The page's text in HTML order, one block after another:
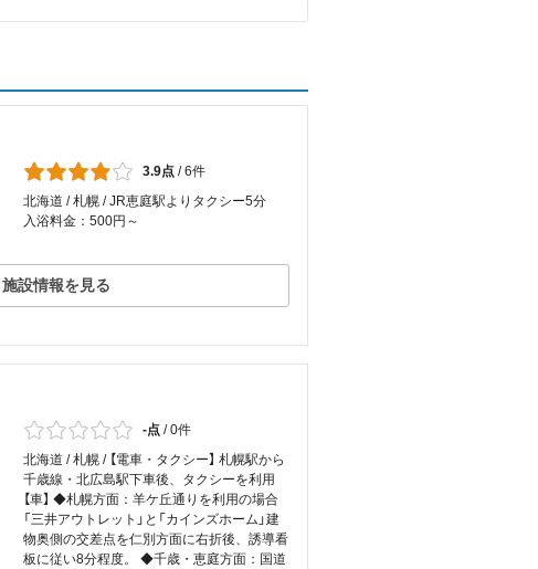
3.9点 /6件
北海道 / 札幌 / JR恵庭駅よりタクシー5分
入浴料金：500円～
施設情報を見る
-点 /0件
北海道 / 札幌 / 【電車・タクシー】 札幌駅から
千歳線・北広島駅下車後、タクシーを利用
【車】 ◆札幌方面：羊ケ丘通りを利用の場合
「三井アウトレット」と「カインズホーム」建
物奥側の交差点を仁別方面に右折後、誘導看
板に従い8分程度。 ◆千歳・恵庭方面：国道